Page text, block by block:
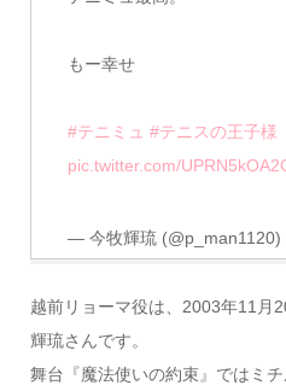
もー幸せ
#テニミュ #テニスの王子様
pic.twitter.com/
— 今牧輝琉 (@p_man1120)
越前リョーマ役は、2003年11月
輝琉さんです。
舞台『魔法使いの約束』ではミ